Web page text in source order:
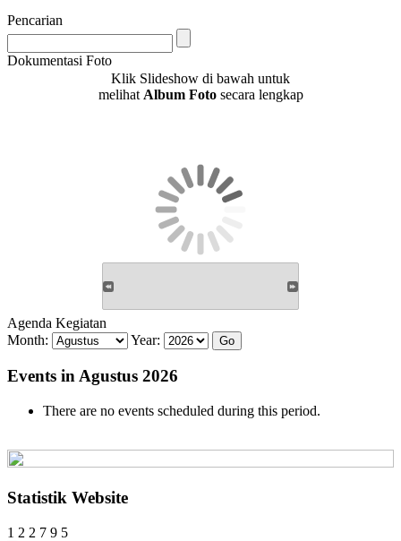
Pencarian
Dokumentasi Foto
Klik Slideshow di bawah untuk
melihat Album Fotosecara lengkap
Agenda Kegiatan
Month:
Year:
Events in Agustus 2026
There are no events scheduled during this period.
Statistik Website
1 2 2 7 9 5